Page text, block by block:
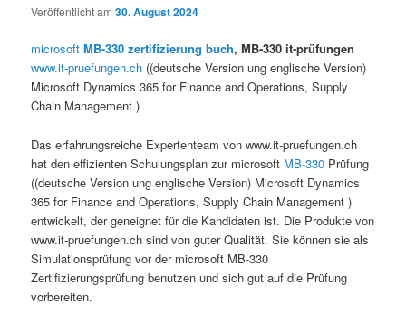
Veröffentlicht am30. August 2024
microsoftMB-330 zertifizierung buch, MB-330 it-prüfungen
www.it-pruefungen.ch ((deutsche Version ung englische Version)
Microsoft Dynamics 365 for Finance and Operations, Supply
Chain Management )
Das erfahrungsreiche Expertenteam von www.it-pruefungen.ch
hat den effizienten Schulungsplan zur microsoft MB-330 Prüfung
((deutsche Version ung englische Version) Microsoft Dynamics
365 for Finance and Operations, Supply Chain Management )
entwickelt, der geneignet für die Kandidaten ist. Die Produkte von
www.it-pruefungen.ch sind von guter Qualität. Sie können sie als
Simulationsprüfung vor der microsoft MB-330
Zertifizierungsprüfung benutzen und sich gut auf die Prüfung
vorbereiten.